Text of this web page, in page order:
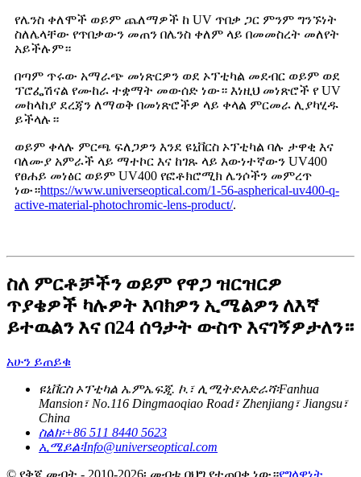
የሌንስ ቀለሞች ወይም ጨለማዎች ከ UV ጥበቃ ጋር ምንም ግንኙነት
ስለሌላቸው የጥበቃውን መጠን በሌንስ ቀለም ላይ በመመስረት መለየት
አይችሉም።
በጣም ጥሩው አማራጭ መነጽርዎን ወደ ኦፕቲካል መደብር ወይም ወደ
ፕሮፌሽናል የሙከራ ተቋማት መውሰድ ነው። እነዚህ መነጽሮች የ UV
መከላከያ ደረጃን ለማወቅ በመነጽሮችዎ ላይ ቀላል ምርመራ ሊያካሂዱ
ይችላሉ።
ወይም ቀላሉ ምርጫ ፍለጋዎን እንደ ዩኒቨርስ ኦፕቲካል ባሉ ታዋቂ እና
ባለሙያ አምራች ላይ ማተኮር እና ከገጹ ላይ እውነተኛውን UV400
የፀሐይ መነፅር ወይም UV400 የፎቶክሮሚክ ሌንሶችን መምረጥ
ነው።https://www.universeoptical.com/1-56-aspherical-uv400-q-
active-material-photochromic-lens-product/.
ስለ ምርቶቻችን ወይም የዋጋ ዝርዝርዎ
ጥያቄዎች ካሉዎት እባክዎን ኢሜልዎን ለእኛ
ይተዉልን እና በ24 ሰዓታት ውስጥ እናገኝዎታለን።
አሁን ይጠይቁ
ዩኒቨርስ ኦፕቲካል ኤምኤፍጂ. ኮ.፣ ሊሚትድአድራሻ፡Fanhua
Mansion፣ No.116 Dingmaoqiao Road፣ Zhenjiang፣ Jiangsu፣
China
ስልክ፡+86 511 8440 5623
ኢሜይል፡Info@universeoptical.com
© የቅጂ መብት - 2010-2026፡ መብቱ በህግ የተጠበቀ ነው።የግላዊነት